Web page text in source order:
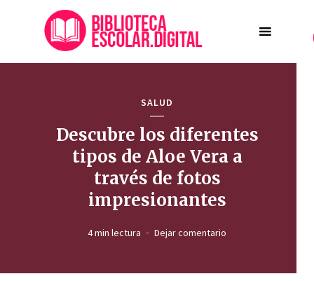
SALUD
Descubre los diferentes
tipos de Aloe Vera a
través de fotos
impresionantes
4 min lectura Dejar comentario